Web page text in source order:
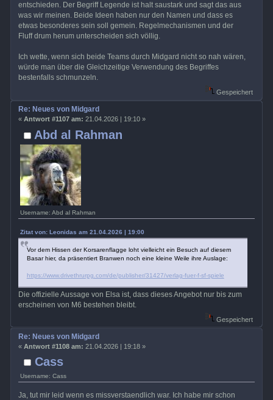
entschieden. Der Begriff Legende ist halt saustark und sagt das aus
was wir meinen. Beide Ideen haben nur den Namen und dass es
etwas besonderes sein soll gemein. Regelmechanismen und der
Fluff drum herum unterscheiden sich völlig.
Ich wette, wenn sich beide Teams durch Midgard nicht so nah wären,
würde man über die Gleichzeitige Verwendung des Begriffes
bestenfalls schmunzeln.
Gespeichert
Abd al Rahman
Username: Abd al Rahman
Re: Neues von Midgard
« Antwort #1107 am: 21.04.2026 | 19:10 »
Zitat von: Leonidas am 21.04.2026 | 19:00
Vor dem Hissen der Korsarenflagge loht vielleicht ein Besuch auf diesem
Basar hier, da präsentiert Branwen noch eine kleine Weile ihre Auslage:
https://www.drivethrurpg.com/de/publisher/31427/verlag-fuer-f-sf-spiele
Die offizielle Aussage von Elsa ist, dass dieses Angebot nur bis zum
erscheinen von M6 bestehen bleibt.
Gespeichert
Cass
Username: Cass
Re: Neues von Midgard
« Antwort #1108 am: 21.04.2026 | 19:18 »
Ja, tut mir leid wenn es missverstaendlich war. Ich habe mir schon